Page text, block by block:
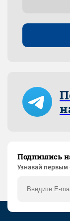
Подпишись
Узнaвай первым